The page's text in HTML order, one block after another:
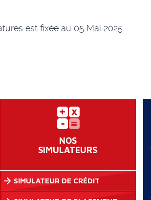
est fixée au 05 Mai 2025
NOS
SIMULATEURS
SIMULATEUR DE CRÉDIT